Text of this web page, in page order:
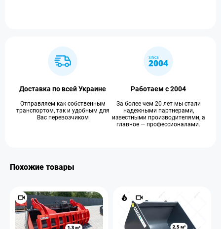
Доставка по всей Украине
Отправляем как собственным
транспортом, так и удобным для
Вас перевозчиком
Работаем с 2004
За более чем 20 лет мы стали
надежными партнерами,
известными производителями, а
главное — профессионалами.
Похожие товары